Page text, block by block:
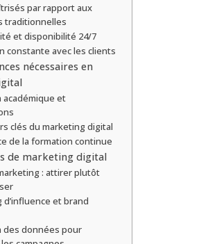
par rapport aux
traditionnelles
et disponibilité 24/7
constante avec les clients
nécessaires en
académique et
clés du marketing digital
de la formation continue
de marketing digital
: attirer plutôt
d’influence et brand
des données pour